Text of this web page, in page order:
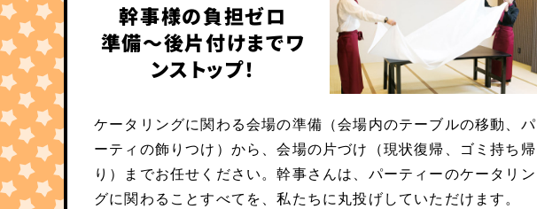
幹事様の負担ゼロ
準備〜後片付けまでワ
ンストップ！
ケータリングに関わる会場の準備（会場内のテーブルの移動、パ
ーティの飾りつけ）から、会場の片づけ（現状復帰、ゴミ持ち帰
り）までお任せください。幹事さんは、パーティーのケータリン
グに関わることすべてを、私たちに丸投げしていただけます。